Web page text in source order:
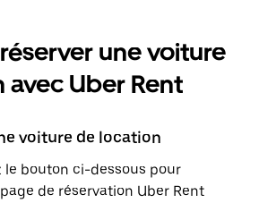
une voiture
Uber Rent
voiture de location
le bouton ci-dessous pour
de réservation Uber Rent